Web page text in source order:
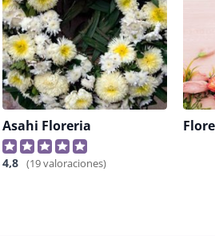
Asahi Floreria
4,8 (19 valoraciones)